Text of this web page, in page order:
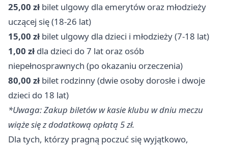
25,00 zł bilet ulgowy dla emerytów oraz młodzieży
uczącej się (18-26 lat)
15,00 zł bilet ulgowy dla dzieci i młodzieży (7-18 lat)
1,00 zł dla dzieci do 7 lat oraz osób
niepełnosprawnych (po okazaniu orzeczenia)
80,00 zł bilet rodzinny (dwie osoby dorosłe i dwoje
dzieci do 18 lat)
*Uwaga: Zakup biletów w kasie klubu w dniu meczu
wiąże się z dodatkową opłatą 5 zł.
Dla tych, którzy pragną poczuć się wyjątkowo,